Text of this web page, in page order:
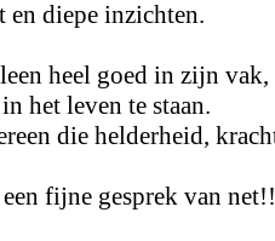
en diepe inzichten.
heel goed in zijn
het leven te staan.
die helderheid,
fijne gesprek van net!!